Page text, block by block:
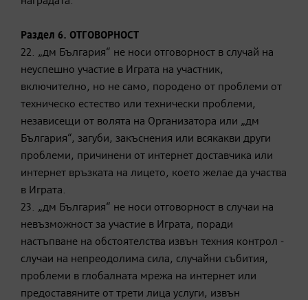
Раздел 6. ОТГОВОРНОСТ
22. „дм България“ не носи отговорност в случай на
неуспешно участие в Играта на участник,
включително, но не само, породено от проблеми от
техническо естество или технически проблеми,
независещи от волята на Организатора или „дм
България“, загуби, закъснения или всякакви други
проблеми, причинени от интернет доставчика или
интернет връзката на лицето, което желае да участва
в Играта.
23. „дм България“ не носи отговорност в случаи на
невъзможност за участие в Играта, поради
настъпване на обстоятелства извън техния контрол -
случаи на непреодолима сила, случайни събития,
проблеми в глобалната мрежа на интернет или
предоставяните от трети лица услуги, извън